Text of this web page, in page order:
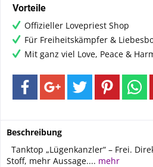
Vorteile
Offizieller Lovepriest Shop
Für Freiheitskämpfer &
Mit ganz viel Love, Peace &
Beschreibung
Tanktop „Lügenkanzler“ – Frei.
Stoff, mehr Aussage.... mehr